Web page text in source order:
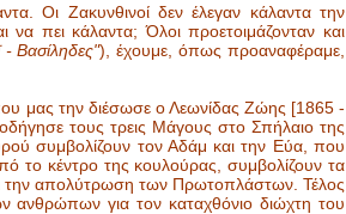
Οι Ζακυνθινοί δεν έλεγαν κάλαντα την
πει κάλαντα; Όλοι προετοιμάζονταν και
- Βασίληδες"), έχουμε, όπως προαναφέραμε,
μας την διέσωσε ο Λεωνίδας Ζώης [1865 -
τους τρεις Μάγους στο Σπήλαιο της
συμβολίζουν τον Αδάμ και την Εύα, που
το κέντρο της κουλούρας, συμβολίζουν τα
την απολύτρωση των Πρωτοπλάστων. Τέλος
ανθρώπων για τον καταχθόνιο διώχτη του